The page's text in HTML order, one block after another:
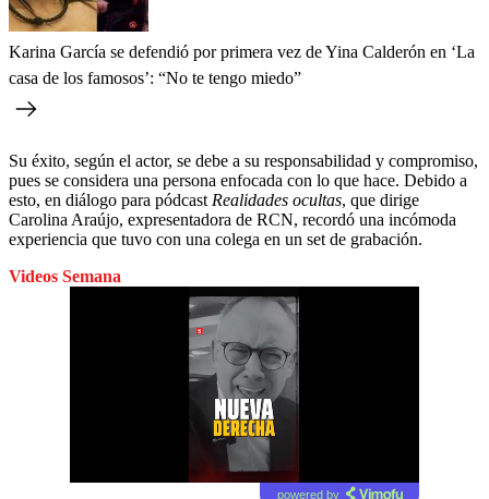
Karina García se defendió por primera vez de Yina Calderón en ‘La
casa de los famosos’: “No te tengo miedo”
Su éxito, según el actor, se debe a su responsabilidad y compromiso,
pues se considera una persona enfocada con lo que hace. Debido a
esto, en diálogo para pódcastRealidades ocultas, que dirige
Carolina Araújo, expresentadora de RCN, recordó una incómoda
experiencia que tuvo con una colega en un set de grabación.
Videos Semana
powered by